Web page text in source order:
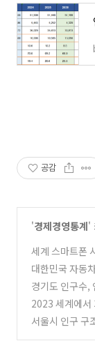
공감
'경제경영통계'
세계 스마트폰
점유율 (21년
대한민국 자동
별 현황, 친환
경기도 인구수,
현황
(0)
2023 세계에서
e Most
서울시 인구 구